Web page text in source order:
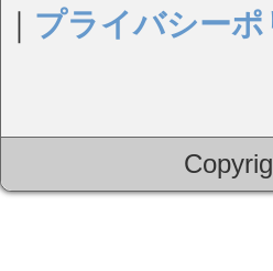
｜ プライバシーポ